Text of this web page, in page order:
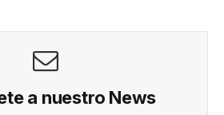
a nuestro News